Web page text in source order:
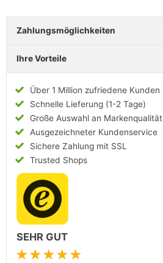
Zahlungsmöglichkeiten
Ihre Vorteile
Über 1 Million zufriedene Kunden
Schnelle Lieferung (1-2 Tage)
Große Auswahl an Markenqualität
Ausgezeichneter Kundenservice
Sichere Zahlung mit SSL
Trusted Shops
SEHR GUT
★★★★★